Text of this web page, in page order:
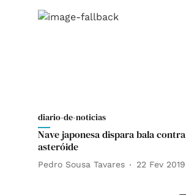
diario-de-noticias
Nave japonesa dispara bala contra
asteróide
Pedro Sousa Tavares 22 Fev 2019